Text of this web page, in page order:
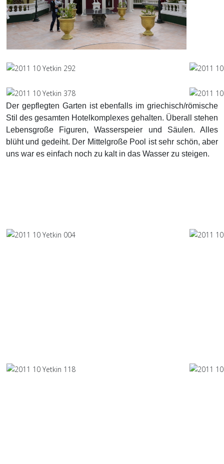
Der gepflegten Garten ist ebenfalls im griechisch/römische
Stil des gesamten Hotelkomplexes gehalten. Überall stehen
Lebensgroße Figuren, Wasserspeier und Säulen. Alles
blüht und gedeiht. Der Mittelgroße Pool ist sehr schön, aber
uns war es einfach noch zu kalt in das Wasser zu steigen.